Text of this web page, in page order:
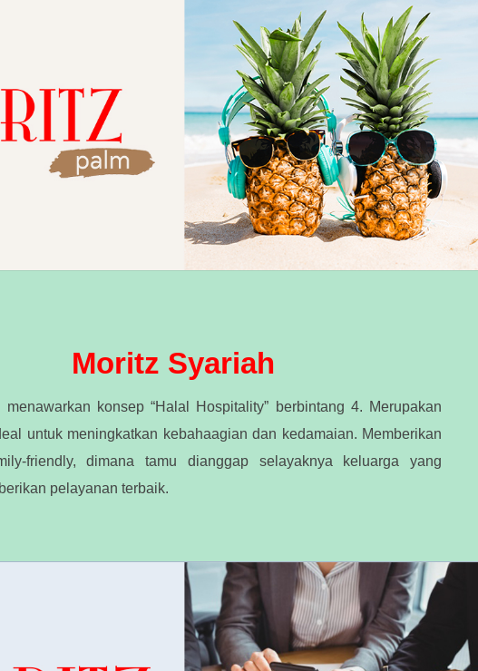
Moritz Syariah
menawarkan konsep “Halal Hospitality” berbintang 4. Merupakan
untuk meningkatkan kebahaagian dan kedamaian. Memberikan
friendly, dimana tamu dianggap selayaknya keluarga yang
pelayanan terbaik.